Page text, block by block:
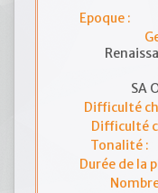
Epoque :
SA
Difficulté
Difficulté
Tonalité :
Durée de la